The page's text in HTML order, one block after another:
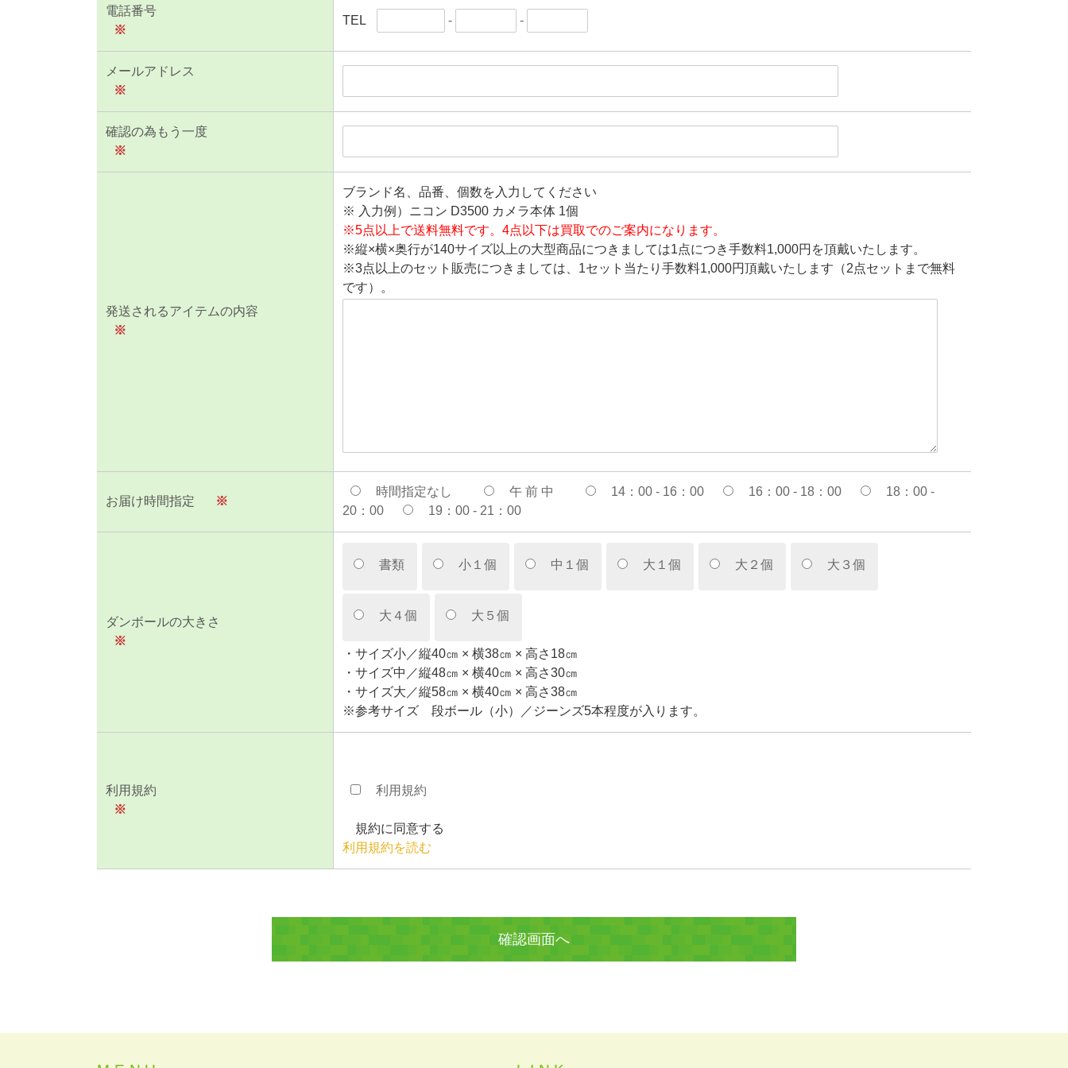
電話番号
※
TEL - -
メールアドレス
※
確認の為もう一度
※
発送されるアイテムの内容
※
ブランド名、品番、個数を入力してください
※ 入力例）ニコン D3500 カメラ本体 1個
※5点以上で送料無料です。4点以下は買取でのご案内になります。
※縦×横×奥行が140サイズ以上の大型商品につきましては1点につき手数料1,000円を頂戴いたします。
※3点以上のセット販売につきましては、1セット当たり手数料1,000円頂戴いたします（2点セットまで無料
です）。
お届け時間指定 ※
時間指定なし 午 前 中 14：00 - 16：00 16：00 - 18：00
18：00 -
20：00
19：00 - 21：00
ダンボールの大きさ
※
書類 小１個 中１個 大１個 大２個 大３個
大４個 大５個
・サイズ小／縦40㎝ × 横38㎝ × 高さ18㎝
・サイズ中／縦48㎝ × 横40㎝ × 高さ30㎝
・サイズ大／縦58㎝ × 横40㎝ × 高さ38㎝
※参考サイズ 段ボール（小）／ジーンズ5本程度が入ります。
利用規約
※
利用規約
規約に同意する
利用規約を読む